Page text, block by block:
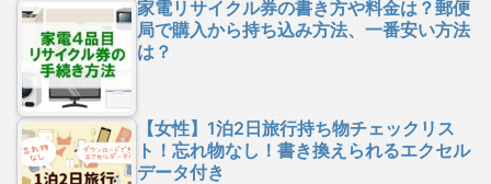
家電リサイクル券の書き方や料金は？郵便
局で購入から持ち込み方法、一番安い方法
は？
【女性】1泊2日旅行持ち物チェックリス
ト！忘れ物なし！書き換えられるエクセル
データ付き